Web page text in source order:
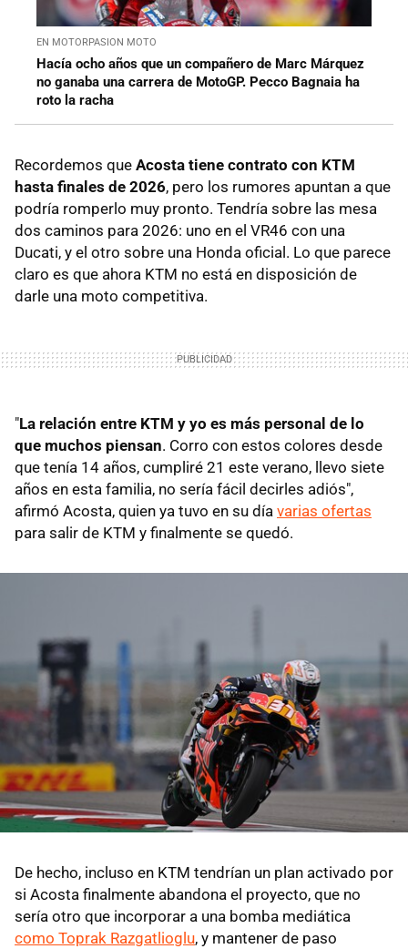
EN MOTORPASION MOTO
Hacía ocho años que un compañero de Marc Márquez
no ganaba una carrera de MotoGP. Pecco Bagnaia ha
roto la racha
Recordemos que Acosta tiene contrato con KTM
hasta finales de 2026, pero los rumores apuntan a que
podría romperlo muy pronto. Tendría sobre las mesa
dos caminos para 2026: uno en el VR46 con una
Ducati, y el otro sobre una Honda oficial. Lo que parece
claro es que ahora KTM no está en disposición de
darle una moto competitiva.
"La relación entre KTM y yo es más personal de lo
que muchos piensan. Corro con estos colores desde
que tenía 14 años, cumpliré 21 este verano, llevo siete
años en esta familia, no sería fácil decirles adiós",
afirmó Acosta, quien ya tuvo en su día varias ofertas
para salir de KTM y finalmente se quedó.
De hecho, incluso en KTM tendrían un plan activado por
si Acosta finalmente abandona el proyecto, que no
sería otro que incorporar a una bomba mediática
como Toprak Razgatlioglu, y mantener de paso